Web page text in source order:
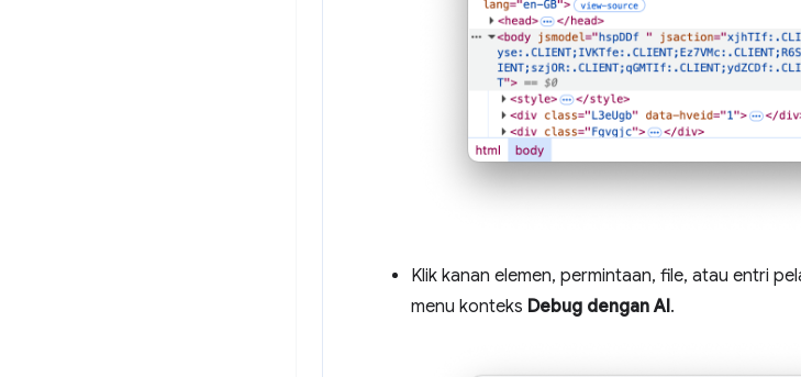
Klik kanan elemen, permintaan, file, atau entri
menu konteks Debug dengan AI.